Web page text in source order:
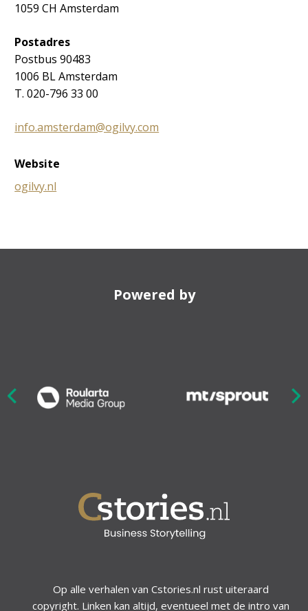
1059 CH Amsterdam
Postadres
Postbus 90483
1006 BL Amsterdam
T. 020-796 33 00
info.amsterdam@ogilvy.com
Website
ogilvy.nl
Powered by
Op alle verhalen van Cstories.nl rust uiteraard
copyright. Linken kan altijd, eventueel met de intro van